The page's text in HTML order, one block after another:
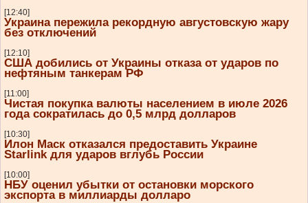
[12:40]
Украина пережила рекордную августовскую жару
без отключений
[12:10]
США добились от Украины отказа от ударов по
нефтяным танкерам РФ
[11:00]
Чистая покупка валюты населением в июле 2026
года сократилась до 0,5 млрд долларов
[10:30]
Илон Маск отказался предоставить Украине
Starlink для ударов вглубь России
[10:00]
НБУ оценил убытки от остановки морского
экспорта в миллиарды долларо